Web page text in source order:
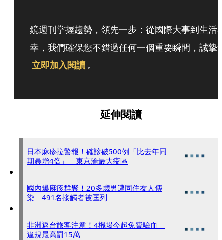
鏡週刊掌握趨勢，領先一步：從國際大事到生活
幸，我們確保您不錯過任何一個重要瞬間，誠摯
立即加入閱讀 。
延伸閱讀
日本麻疹拉警報！確診破500例「比去年同
期暴增4倍」 東京淪最大疫區
國內爆麻疹群聚！20多歲男遭同住友人傳
染 491名接觸者被匡列
非洲返台旅客注意！4機場今起免費驗血
違規最高罰15萬